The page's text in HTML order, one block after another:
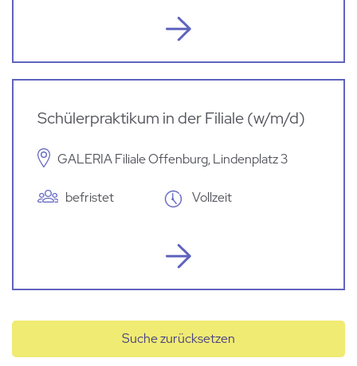
Schülerpraktikum in der Filiale (w/m/d)
GALERIA Filiale Offenburg, Lindenplatz 3
befristet Vollzeit
Suche zurücksetzen